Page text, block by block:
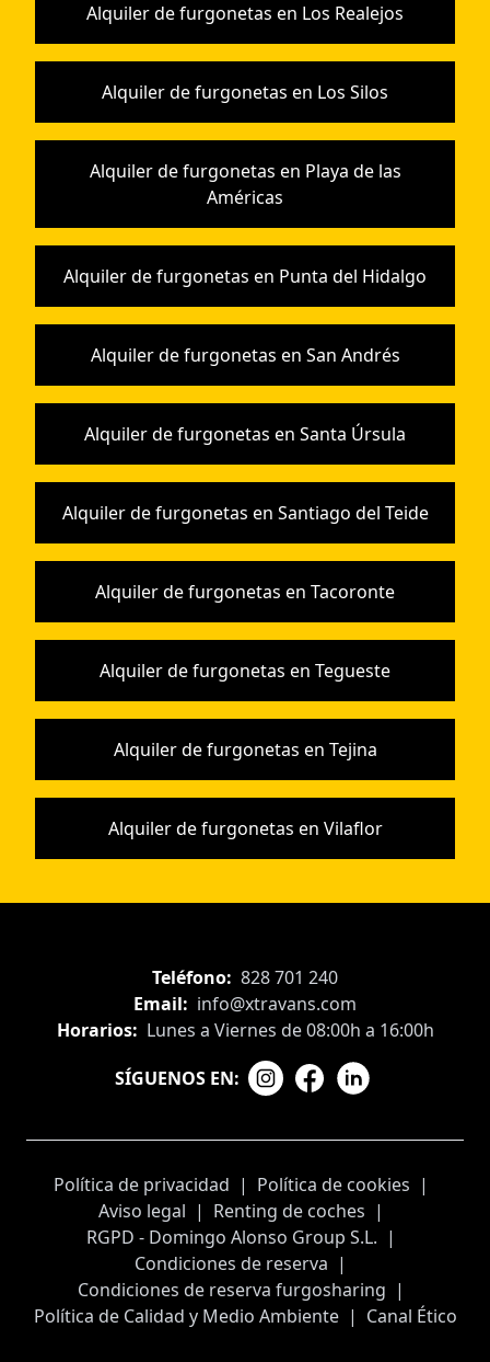
Alquiler de furgonetas en Los Realejos
Alquiler de furgonetas en Los Silos
Alquiler de furgonetas en Playa de las
Américas
Alquiler de furgonetas en Punta del Hidalgo
Alquiler de furgonetas en San Andrés
Alquiler de furgonetas en Santa Úrsula
Alquiler de furgonetas en Santiago del Teide
Alquiler de furgonetas en Tacoronte
Alquiler de furgonetas en Tegueste
Alquiler de furgonetas en Tejina
Alquiler de furgonetas en Vilaflor
Teléfono: 828 701 240
Email: info@xtravans.com
Horarios: Lunes a Viernes de 08:00h a 16:00h
SÍGUENOS EN:
Política de privacidad | Política de cookies |
Aviso legal | Renting de coches |
RGPD - Domingo Alonso Group S.L. |
Condiciones de reserva |
Condiciones de reserva furgosharing |
Política de Calidad y Medio Ambiente | Canal Ético